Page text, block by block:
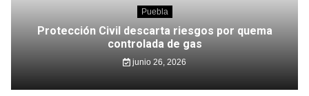
Puebla
Protección Civil descarta riesgos por quema
controlada de gas
junio 26, 2026